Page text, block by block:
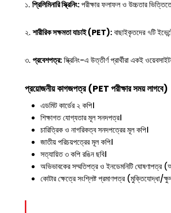
১. প্রিলিমিনারি স্ক্রিনিং:পরীক্ষার ফলাফল ও উচ্চতার
২. শারীরিক সক্ষমতা যাচাই (PET):বাছাইকৃতদের ৭টি
৩. প্রবেশপত্র:স্ক্রিনিং-এ উত্তীর্ণ প্রার্থীরা একই
প্রয়োজনীয় কাগজপত্র (PET পরীক্ষার সময় লাগবে)
এডমিট কার্ডের ২ কপি।
শিক্ষাগত যোগ্যতার মূল সনদপত্র।
চারিত্রিক ও নাগরিকত্ব সনদপত্রের মূল কপি।
জাতীয় পরিচয়পত্রের মূল কপি।
সত্যায়িত ৩ কপি রঙিন ছবি।
অভিভাবকের সম্মতিপত্র ও ইনডেমনিটি
কোটার ক্ষেত্রে সংশ্লিষ্ট প্রমাণপত্র (মুক্তিযোদ্ধা/